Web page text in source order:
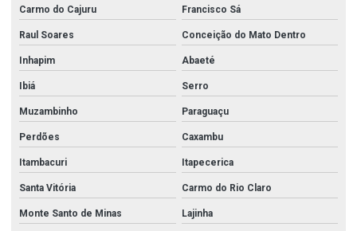
Tubos de aço carbono din 2440
Tubos de aço carbono nbr 5580
Tubos de aço carbono nbr 5590
Tubos e conexão inox
União aço carbono
União galvanizado
Carmo do Cajuru Francisco Sá
Raul Soares Conceição do Mato Dentro
Inhapim Abaeté
Ibiá Serro
Muzambinho Paraguaçu
Perdões Caxambu
Itambacuri Itapecerica
Santa Vitória Carmo do Rio Claro
Monte Santo de Minas Lajinha